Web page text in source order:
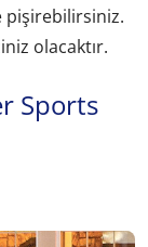
pişirebilirsiniz.
olacaktır.
Sports